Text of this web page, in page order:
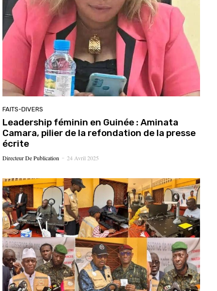
FAITS-DIVERS
Leadership féminin en Guinée : Aminata
Camara, pilier de la refondation de la presse
écrite
Directeur De Publication - 24 Avril 2025